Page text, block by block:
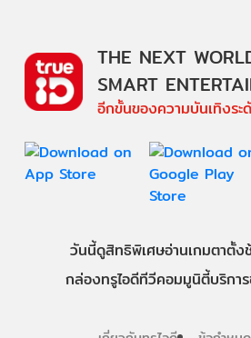
THE NEXT
SMART
อีกขั้นของความบันเทิงร
วันนี้ดูสิทธิพิเศษอ่านเกมตาตั้ง
กล่องทรูไอดีทีวีคอมมูนิตี้บริกา